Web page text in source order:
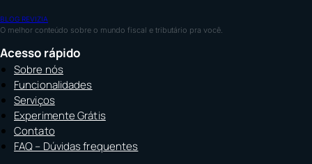
BLOG REVIZIA
O melhor conteúdo sobre o mundo fiscal e tributário pra você.
Acesso rápido
Sobre nós
Funcionalidades
Serviços
Experimente Grátis
Contato
FAQ – Dúvidas frequentes